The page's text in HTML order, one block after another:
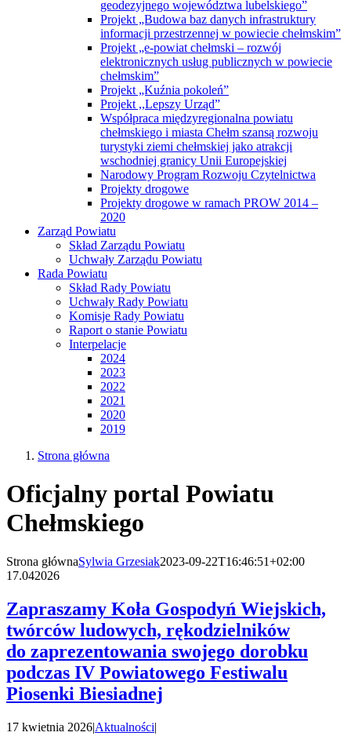
geodezyjnego województwa lubelskiego”
Projekt „Budowa baz danych infrastruktury
informacji przestrzennej w powiecie chełmskim”
Projekt „e-powiat chełmski – rozwój
elektronicznych usług publicznych w powiecie
chełmskim”
Projekt „Kuźnia pokoleń”
Projekt ,,Lepszy Urząd”
Współpraca międzyregionalna powiatu
chełmskiego i miasta Chełm szansą rozwoju
turystyki ziemi chełmskiej jako atrakcji
wschodniej granicy Unii Europejskiej
Narodowy Program Rozwoju Czytelnictwa
Projekty drogowe
Projekty drogowe w ramach PROW 2014 –
2020
Zarząd Powiatu
Skład Zarządu Powiatu
Uchwały Zarządu Powiatu
Rada Powiatu
Skład Rady Powiatu
Uchwały Rady Powiatu
Komisje Rady Powiatu
Raport o stanie Powiatu
Interpelacje
2024
2023
2022
2021
2020
2019
Strona główna
Oficjalny portal Powiatu
Chełmskiego
Strona głównaSylwia Grzesiak2023-09-22T16:46:51+02:00
17.042026
Zapraszamy Koła Gospodyń Wiejskich,
twórców ludowych, rękodzielników
do zaprezentowania swojego dorobku
podczas IV Powiatowego Festiwalu
Piosenki Biesiadnej
17 kwietnia 2026|Aktualności|